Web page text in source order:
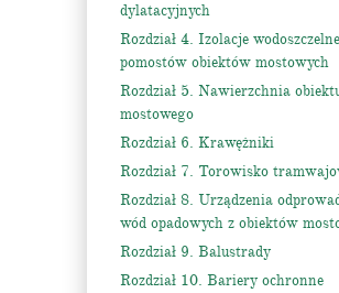
dylatacyjnych
Rozdział 4. Izolacje wodoszczelne
pomostów obiektów mostowych
Rozdział 5. Nawierzchnia
mostowego
Rozdział 6. Krawężniki
Rozdział 7. Torowisko
Rozdział 8. Urządzenia
wód opadowych z obiektów
Rozdział 9. Balustrady
Rozdział 10. Bariery ochronne